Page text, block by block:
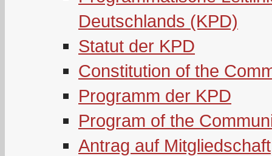
Deutschlands (KPD)
Statut der KPD
Constitution of the
Programm der KPD
Program of the
Antrag auf Mitgliedschaft